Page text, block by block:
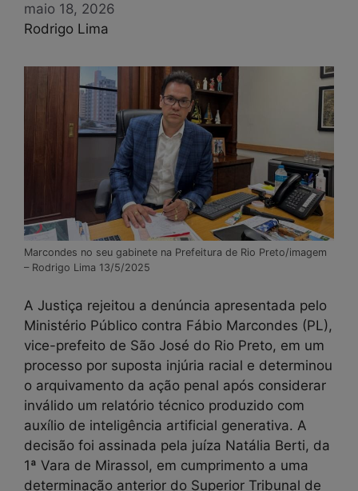
maio 18, 2026
Rodrigo Lima
Marcondes no seu gabinete na Prefeitura de Rio Preto/imagem
– Rodrigo Lima 13/5/2025
A Justiça rejeitou a denúncia apresentada pelo
Ministério Público contra Fábio Marcondes (PL),
vice-prefeito de São José do Rio Preto, em um
processo por suposta injúria racial e determinou
o arquivamento da ação penal após considerar
inválido um relatório técnico produzido com
auxílio de inteligência artificial generativa. A
decisão foi assinada pela juíza Natália Berti, da
1ª Vara de Mirassol, em cumprimento a uma
determinação anterior do Superior Tribunal de